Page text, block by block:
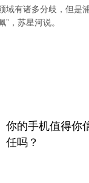
有诸多分歧，但是
，苏星河说。
你的手机值得你
任吗？